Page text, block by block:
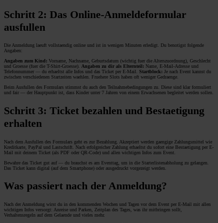
Schritt 2: Das Online-Anmeldeformular
ausfullen
Die Anmeldung laeuft vollstaendig online und ist in wenigen Minuten erledigt. Du benotigst folgende
Angaben:
Angaben zum Kind: Vorname, Nachname, Geburtsdatum (wichtig fuer die Alterszuordnung), Geschlecht
und Groesse (fuer die T-Shirt-Groesse). Angaben zu dir als Elternteil: Name, E-Mail-Adresse und
Telefonnummer — du erhaeltst alle Infos und das Ticket per E-Mail. Startblock: Je nach Event kannst du
zwischen verschiedenen Startzeiten waehlen. Fruehere Slots haben oft weniger Gedraenge.
Beim Ausfullen des Formulars stimmst du auch den Teilnahmebedingungen zu. Diese sind klar formuliert
und fair — der Hauptpunkt ist, dass Kinder unter 7 Jahren von einem Erwachsenen begleitet werden sollen.
Schritt 3: Ticket bezahlen und Bestaetigung
erhalten
Nach dem Ausfullen des Formulars geht es zur Bezahlung. Akzeptiert werden gaengige Zahlungsmittel wie
Kreditkarte, PayPal und Lastschrift. Nach erfolgreicher Zahlung erhaeltst du sofort eine Bestaetigung per E-
Mail mit deinem Ticket (als PDF oder QR-Code) und allen wichtigen Infos zum Event.
Bewahre das Ticket gut auf — du brauchst es am Eventtag, um in die Starterlistenabholung zu gelangen.
Das Ticket kann digital (auf dem Smartphone) oder ausgedruckt vorgezeigt werden.
Was passiert nach der Anmeldung?
Nach der Anmeldung wirst du in den kommenden Wochen und Tagen vor dem Event per E-Mail mit allen
wichtigen Infos versorgt: Anreise und Parken, Zeitplan des Tages, was ihr mitbringen sollt,
Verhaltensregeln auf dem Gelaende und vieles mehr.